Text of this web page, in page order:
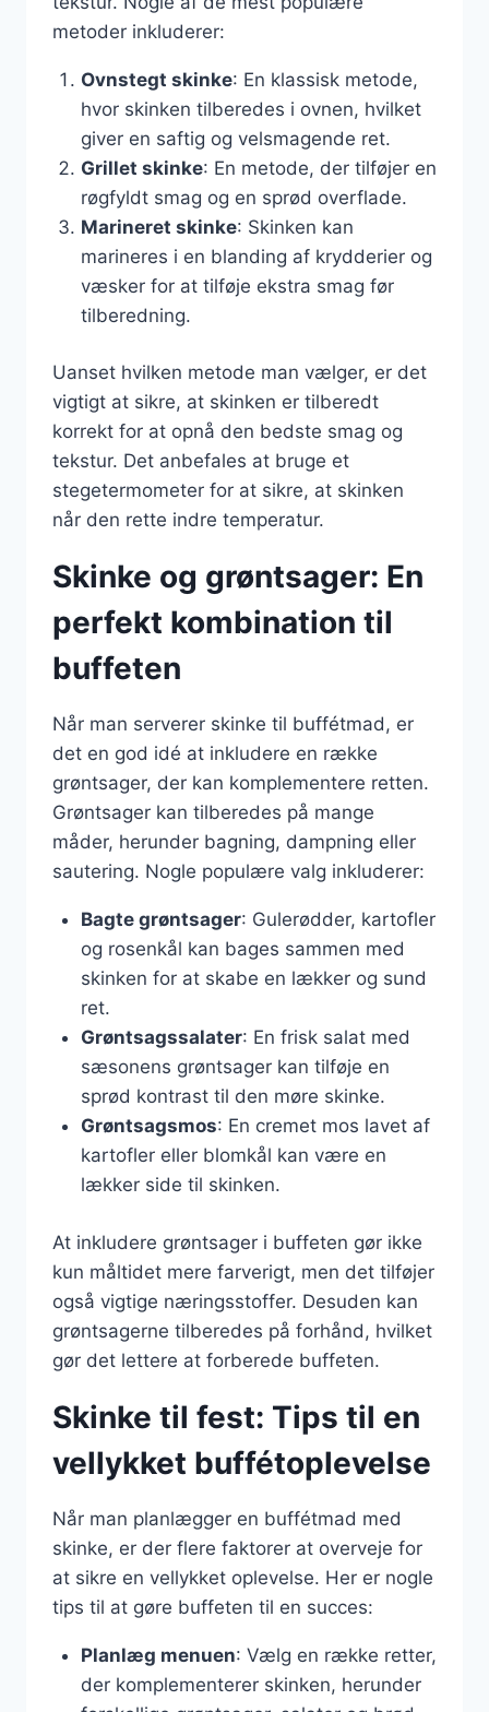
metoder inkluderer:
Ovnstegt skinke: En klassisk metode,
hvor skinken tilberedes i ovnen, hvilket
giver en saftig og velsmagende ret.
Grillet skinke: En metode, der tilføjer en
røgfyldt smag og en sprød overflade.
Marineret skinke: Skinken kan
marineres i en blanding af krydderier og
væsker for at tilføje ekstra smag før
tilberedning.
Uanset hvilken metode man vælger, er det
vigtigt at sikre, at skinken er tilberedt
korrekt for at opnå den bedste smag og
tekstur. Det anbefales at bruge et
stegetermometer for at sikre, at skinken
når den rette indre temperatur.
Skinke og grøntsager: En
perfekt kombination til
buffeten
Når man serverer skinke til buffétmad, er
det en god idé at inkludere en række
grøntsager, der kan komplementere retten.
Grøntsager kan tilberedes på mange
måder, herunder bagning, dampning eller
sautering. Nogle populære valg inkluderer:
Bagte grøntsager: Gulerødder, kartofler
og rosenkål kan bages sammen med
skinken for at skabe en lækker og sund
ret.
Grøntsagssalater: En frisk salat med
sæsonens grøntsager kan tilføje en
sprød kontrast til den møre skinke.
Grøntsagsmos: En cremet mos lavet af
kartofler eller blomkål kan være en
lækker side til skinken.
At inkludere grøntsager i buffeten gør ikke
kun måltidet mere farverigt, men det tilføjer
også vigtige næringsstoffer. Desuden kan
grøntsagerne tilberedes på forhånd, hvilket
gør det lettere at forberede buffeten.
Skinke til fest: Tips til en
vellykket buffétoplevelse
Når man planlægger en buffétmad med
skinke, er der flere faktorer at overveje for
at sikre en vellykket oplevelse. Her er nogle
tips til at gøre buffeten til en succes:
Planlæg menuen: Vælg en række retter,
der komplementerer skinken, herunder